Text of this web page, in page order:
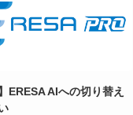
ERESA AIへの切り替え